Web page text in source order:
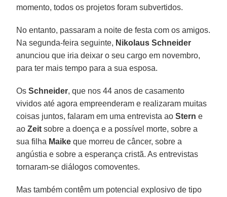
momento, todos os projetos foram subvertidos.
No entanto, passaram a noite de festa com os amigos.
Na segunda-feira seguinte, Nikolaus Schneider
anunciou que iria deixar o seu cargo em novembro,
para ter mais tempo para a sua esposa.
OsSchneider, que nos 44 anos de casamento
vividos até agora empreenderam e realizaram muitas
coisas juntos, falaram em uma entrevista aoStern e
aoZeit sobre a doença e a possível morte, sobre a
sua filha Maike que morreu de câncer, sobre a
angústia e sobre a esperança cristã. As entrevistas
tornaram-se diálogos comoventes.
Mas também contêm um potencial explosivo de tipo